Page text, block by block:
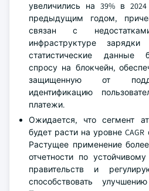
увеличились на 39% в
предыдущим годом,
связан с
инфраструктуре зарядки
статистические данные
спросу на блокчейн,
защищенную от
идентификацию
платежи.
Ожидается, что сегмент
будет расти на уровне CAGR
Растущее применение
отчетности по
правительств и
способствовать